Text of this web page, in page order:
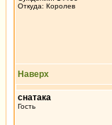
Откуда: Королев
Наверх
снатака
Гость